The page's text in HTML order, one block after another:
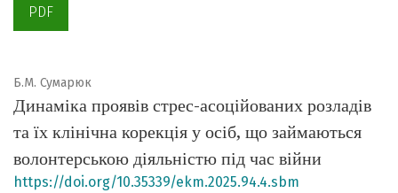
PDF
Б.М. Сумарюк
Динаміка проявів стрес-асоційованих розладів
та їх клінічна корекція у осіб, що займаються
волонтерською діяльністю під час війни
https://doi.org/10.35339/ekm.2025.94.4.sbm